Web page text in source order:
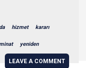
hizmet kararı
yeniden
LEAVE A COMMENT